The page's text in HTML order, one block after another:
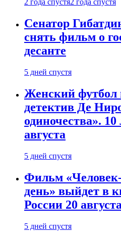
2 года спустя2 года спустя
Сенатор
снять фильм о
десанте
5 дней спустя
Женский футбол
детектив Де
одиночества».
августа
5 дней спустя
Фильм
день» выйдет в
России 20 августа
5 дней спустя